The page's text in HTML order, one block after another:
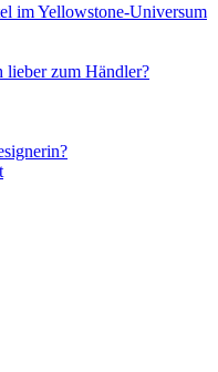
im Yellowstone-Universum
lieber zum Händler?